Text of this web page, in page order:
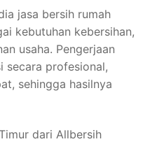
jasa bersih rumah
kebutuhan kebersihan,
usaha. Pengerjaan
secara profesional,
sehingga hasilnya
dari Allbersih